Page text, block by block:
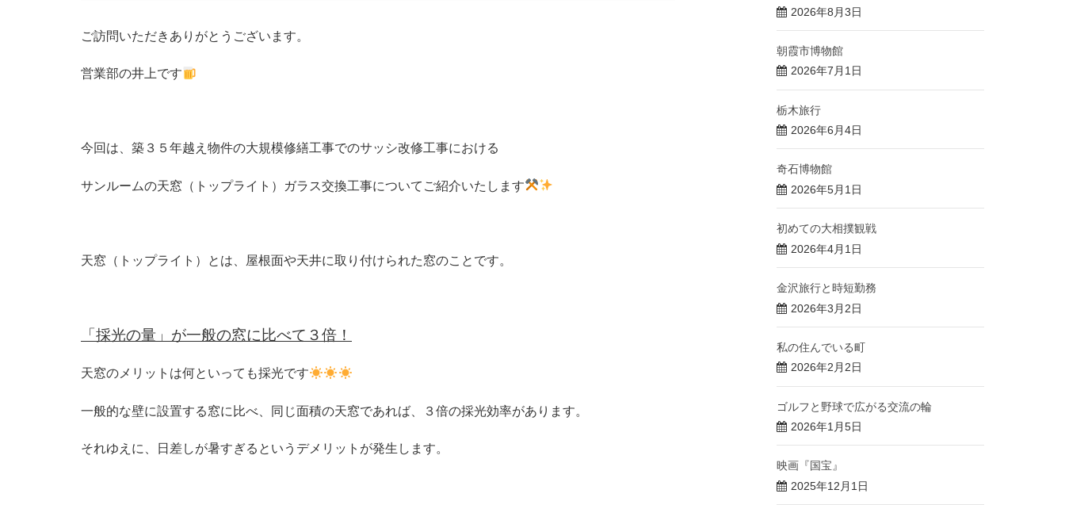
ご訪問いただきありがとうございます。
営業部の井上です
今回は、築３５年越え物件の大規模修繕工事でのサッシ改修工事における
サンルームの天窓（トップライト）ガラス交換工事についてご紹介いたします
天窓（トップライト）とは、屋根面や天井に取り付けられた窓のことです。
「採光の量」が一般の窓に比べて３倍！
天窓のメリットは何といっても採光です
一般的な壁に設置する窓に比べ、同じ面積の天窓であれば、３倍の採光効率があります。
それゆえに、日差しが暑すぎるというデメリットが発生します。
2026年8月3日
朝霞市博物館
2026年7月1日
栃木旅行
2026年6月4日
奇石博物館
2026年5月1日
初めての大相撲観戦
2026年4月1日
金沢旅行と時短勤務
2026年3月2日
私の住んでいる町
2026年2月2日
ゴルフと野球で広がる交流の輪
2026年1月5日
映画『国宝』
2025年12月1日